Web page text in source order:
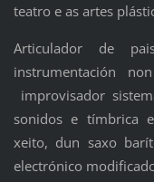
teatro e as artes
Articulador de
instrumentación
improvisador
sonidos e tímbrica
xeito, dun saxo
electrónico